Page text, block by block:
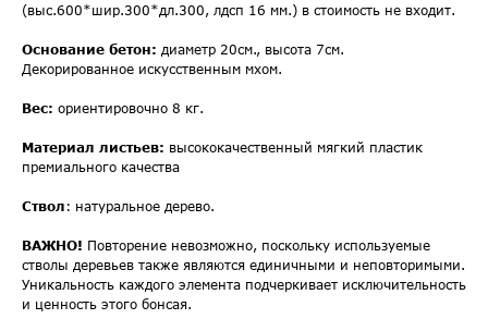
(выс.600*шир.300*дл.300, лдсп 16 мм.) в стоимость не входит.
Основание бетон: диаметр 20см., высота 7см.
Декорированное искусственным мхом.
Вес: ориентировочно 8 кг.
Материал листьев: высококачественный мягкий пластик
премиального качества
Ствол : натуральное дерево.
ВАЖНО! Повторение невозможно, поскольку используемые
стволы деревьев также являются единичными и неповторимыми.
Уникальность каждого элемента подчеркивает исключительность
и ценность этого бонсая.